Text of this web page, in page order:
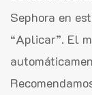
Sephora en
“Aplicar”. El